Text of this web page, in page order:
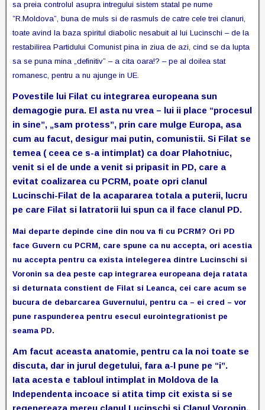
sa preia controlul asupra intregului sistem statal pe nume
”R.Moldova”, buna de muls si de rasmuls de catre cele trei clanuri,
toate avind la baza spiritul diabolic nesabuit al lui Lucinschi – de la
restabilirea Partidului Comunist pina in ziua de azi, cind se da lupta
sa se puna mina „definitiv” – a cita oara!? – pe al doilea stat
romanesc, pentru a nu ajunge in UE.
Povestile lui Filat cu integrarea europeana sun
demagogie pura. El asta nu vrea – lui ii place “procesul
in sine”, „sam protess”, prin care mulge Europa, asa
cum au facut, desigur mai putin, comunistii. Si Filat se
temea ( ceea ce s-a intimplat) ca doar Plahotniuc,
venit si el de unde a venit si pripasit in PD, care a
evitat coalizarea cu PCRM, poate opri clanul
Lucinschi-Filat de la acapararea totala a puterii, lucru
pe care Filat si latratorii lui spun ca il face clanul PD.
Mai departe depinde cine din nou va fi cu PCRM? Ori PD
face Guvern cu PCRM, care spune ca nu accepta, ori acestia
nu accepta pentru ca exista intelegerea dintre Lucinschi si
Voronin sa dea peste cap integrarea europeana deja ratata
si deturnata constient de Filat si Leanca, cei care acum se
bucura de debarcarea Guvernului, pentru ca – ei cred – vor
pune raspunderea pentru esecul eurointegrationist pe
seama PD.
Am facut aceasta anatomie, pentru ca la noi toate se
discuta, dar in jurul degetului, fara a-l pune pe “i”.
Iata acesta e tabloul intimplat in Moldova de la
Independenta incoace si atita timp cit exista si se